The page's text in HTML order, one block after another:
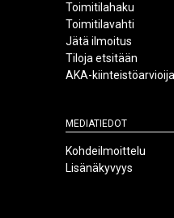
Toimitilahaku
Toimitilavahti
Jätä ilmoitus
Tiloja etsitään
AKA-kiinteistöarvioija
Mediatiedot
Kohdeilmoittelu
Lisänäkyvyys